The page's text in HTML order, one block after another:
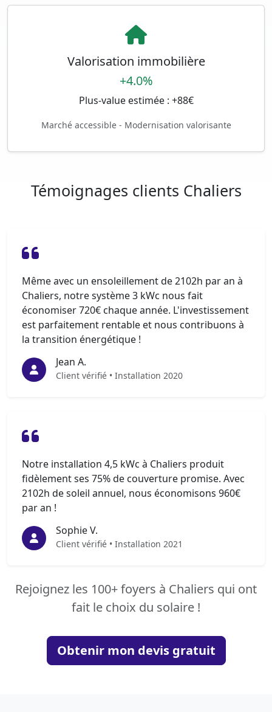
Valorisation immobilière
+4.0%
Plus-value estimée : +88€
Marché accessible - Modernisation valorisante
Témoignages clients Chaliers
Même avec un ensoleillement de 2102h par an à
Chaliers, notre système 3 kWc nous fait
économiser 720€ chaque année. L'investissement
est parfaitement rentable et nous contribuons à
la transition énergétique !
Jean A.
Client vérifié • Installation 2020
Notre installation 4,5 kWc à Chaliers produit
fidèlement ses 75% de couverture promise. Avec
2102h de soleil annuel, nous économisons 960€
par an !
Sophie V.
Client vérifié • Installation 2021
Rejoignez les 100+ foyers à Chaliers qui ont
fait le choix du solaire !
Obtenir mon devis gratuit